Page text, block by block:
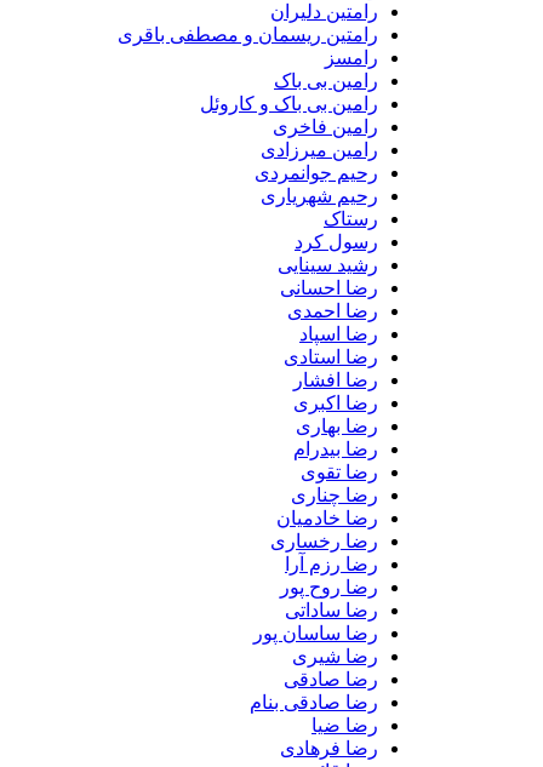
رامتین دلیران
رامتین ریسمان و مصطفی باقری
رامین بی باک
رامین بی باک و کاروئل
رامین فاخری
رامین میرزادی
رحیم جوانمردی
رحیم شهریاری
رستاک
رسول کرد
رشید سینایی
رضا احسانی
رضا احمدی
رضا اسپاد
رضا استادی
رضا افشار
رضا اکبری
رضا بهاری
رضا بیدرام
رضا تقوی
رضا چناری
رضا خادمیان
رضا رخساری
رضا رزم آرا
رضا روح پور
رضا ساداتی
رضا ساسان پور
رضا شیری
رضا صادقی
رضا صادقی بنام
رضا ضیا
رضا فرهادی